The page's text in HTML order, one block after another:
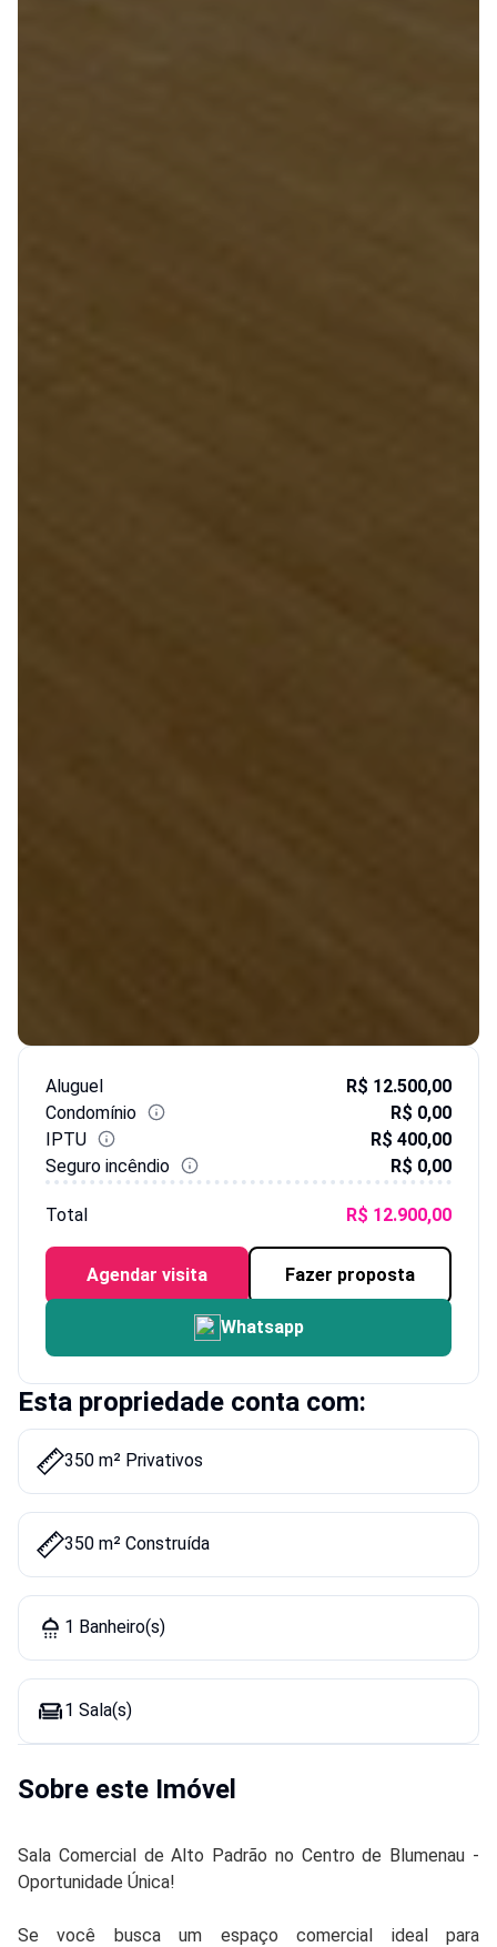
Esta propriedade conta com:
350 m² Privativos
350 m² Construída
1 Banheiro(s)
1 Sala(s)
Sobre este Imóvel
Sala Comercial de Alto Padrão no Centro de Blumenau -
Oportunidade Única!
Se você busca um espaço comercial ideal para
Aluguel
R$ 12.500,00
Condomínio
R$ 0,00
IPTU
R$ 400,00
Seguro incêndio
R$ 0,00
Total R$ 12.900,00
Agendar visita Fazer proposta
Whatsapp